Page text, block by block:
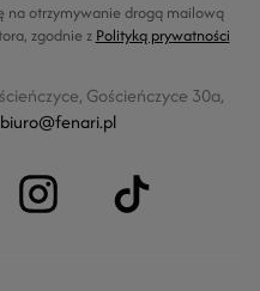
na otrzymywanie drogą mailową
zgodnie z Polityką prywatności
Gościeńczyce 30a,
biuro@fenari.pl